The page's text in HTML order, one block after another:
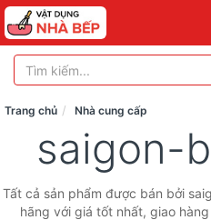
Trang chủ Nhà cung cấp
saigon-
Tất cả sản phẩm được bán bởi
hãng với giá tốt nhất, giao